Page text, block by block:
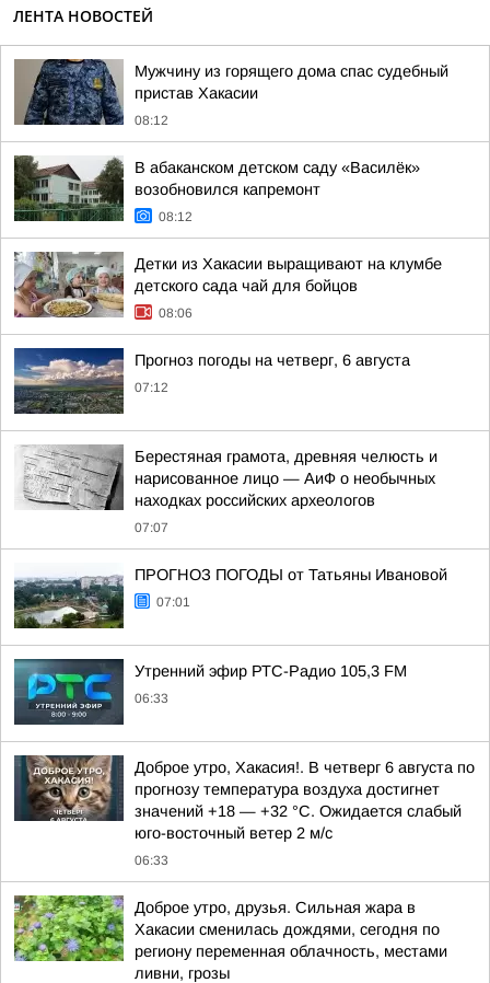
ЛЕНТА НОВОСТЕЙ
Мужчину из горящего дома спас судебный
пристав Хакасии
08:12
В абаканском детском саду «Василёк»
возобновился капремонт
08:12
Детки из Хакасии выращивают на клумбе
детского сада чай для бойцов
08:06
Прогноз погоды на четверг, 6 августа
07:12
Берестяная грамота, древняя челюсть и
нарисованное лицо — АиФ о необычных
находках российских археологов
07:07
ПРОГНОЗ ПОГОДЫ от Татьяны Ивановой
07:01
Утренний эфир РТС-Радио 105,3 FM
06:33
Доброе утро, Хакасия!. В четверг 6 августа по
прогнозу температура воздуха достигнет
значений +18 — +32 °С. Ожидается слабый
юго-восточный ветер 2 м/с
06:33
Доброе утро, друзья. Сильная жара в
Хакасии сменилась дождями, сегодня по
региону переменная облачность, местами
ливни, грозы